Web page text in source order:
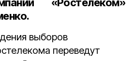
.
выборов
переведут